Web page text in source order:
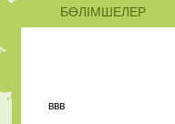
БӨЛІМШЕЛЕР
ввв